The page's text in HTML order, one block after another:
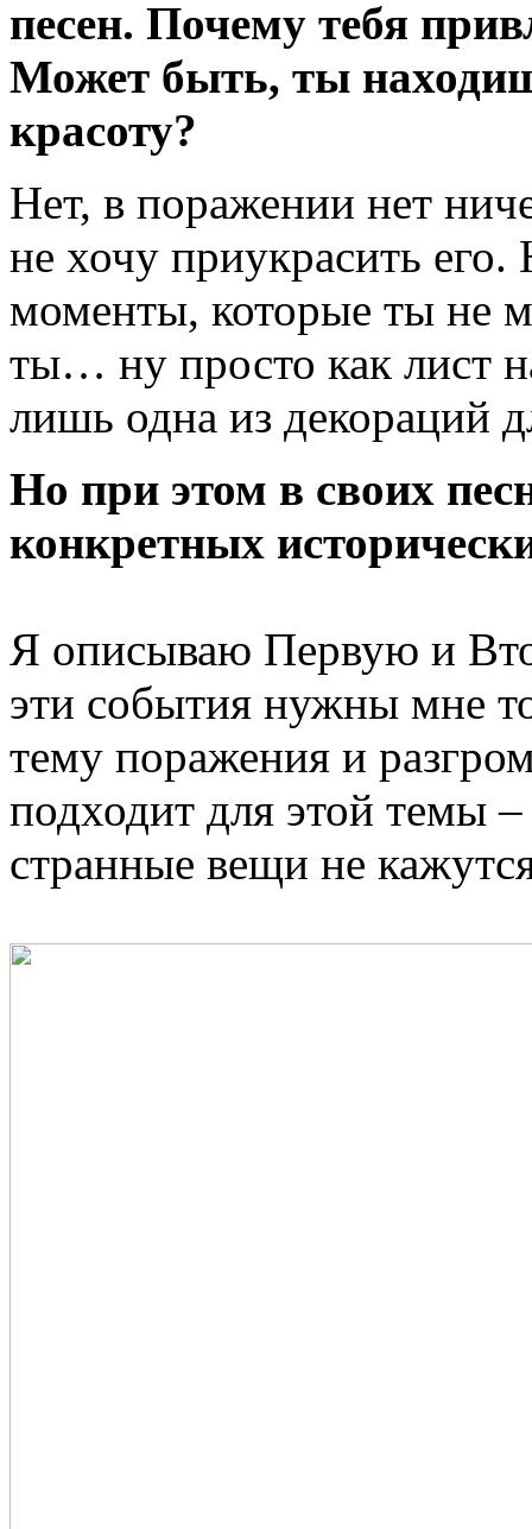
песен. Почему тебя
Может быть, ты
красоту?
Нет, в поражении нет
не хочу приукрасить
моменты, которые ты не
ты… ну просто как лист
лишь одна из декораций
Но при этом в своих
конкретных
Я описываю Первую и
эти события нужны мне
тему поражения и
подходит для этой темы
странные вещи не